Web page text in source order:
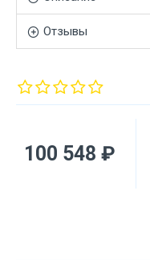
Отзывы
100 548 ₽